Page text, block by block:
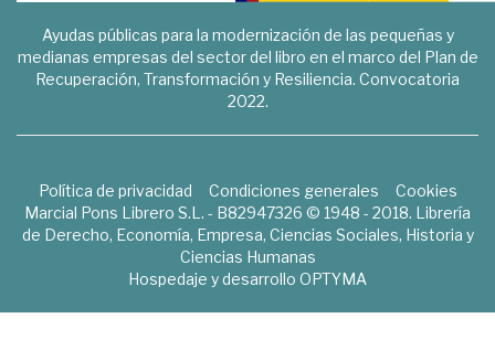
Ayudas públicas para la modernización de las pequeñas y
medianas empresas del sector del libro en el marco del Plan de
Recuperación, Transformación y Resiliencia. Convocatoria
2022.
Política de privacidad Condiciones generales
Cookies
Marcial Pons Librero S.L. - B82947326 © 1948 - 2018. Librería
de Derecho, Economía, Empresa, Ciencias Sociales, Historia y
Ciencias Humanas
Hospedaje y desarrollo OPTYMA